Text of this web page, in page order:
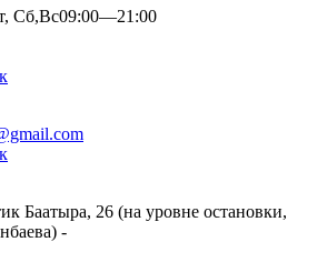
Сб,Вс09:00—21:00
Баатыра, 26 (на уровне остановки,
-